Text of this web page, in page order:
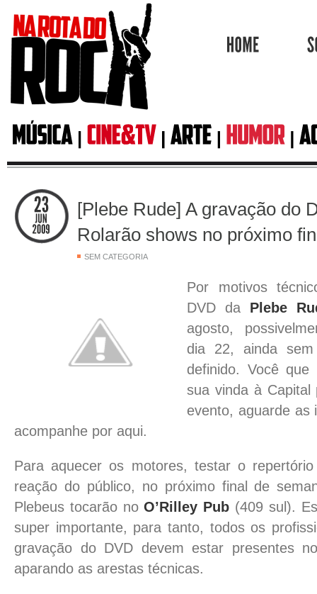
[Plebe Rude] A gravação do
Rolarão shows no próximo
SEM CATEGORIA
Por motivos
DVD da Plebe
agosto,
dia 22, ainda
definido. Você que
sua vinda à Capital
evento, aguarde as
acompanhe por aqui.
Para aquecer os motores, testar o
reação do público, no próximo final de
Plebeus tocarão noO’Rilley Pub (409 sul).
super importante, para tanto, todos os
gravação do DVD devem estar presentes
aparando as arestas técnicas.